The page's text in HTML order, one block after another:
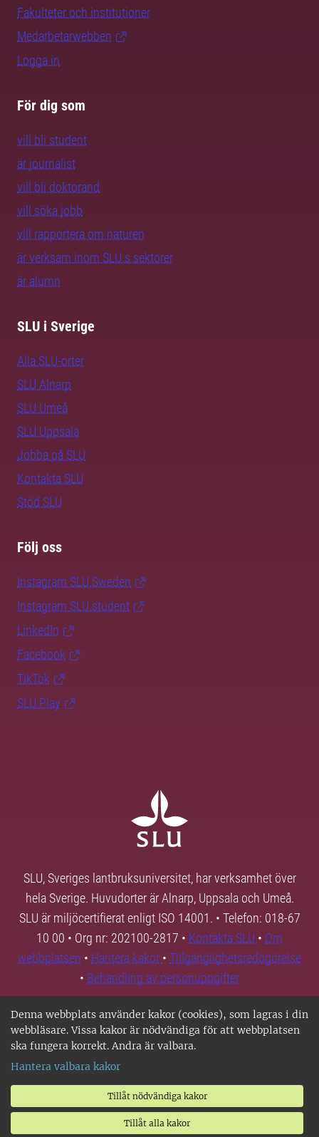
Denna webbplats använder kakor (cookies), som lagras i din
webbläsare. Vissa kakor är nödvändiga för att webbplatsen
ska fungera korrekt. Andra är valbara.
Hantera valbara kakor
Tillåt nödvändiga kakor
Tillåt alla kakor
Fakulteter och institutioner
Medarbetarwebben
Logga in
För dig som
vill bli student
är journalist
vill bli doktorand
vill söka jobb
vill rapportera om naturen
är verksam inom SLU:s sektorer
är alumn
SLU i Sverige
Alla SLU-orter
SLU Alnarp
SLU Umeå
SLU Uppsala
Jobba på SLU
Kontakta SLU
Stöd SLU
Följ oss
Instagram SLU.Sweden
Instagram SLU.student
LinkedIn
Facebook
TikTok
SLU Play
SLU, Sveriges lantbruksuniversitet, har verksamhet över
hela Sverige. Huvudorter är Alnarp, Uppsala och Umeå.
SLU är miljöcertifierat enligt ISO 14001. • Telefon: 018-67
10 00 • Org nr: 202100-2817 • Kontakta SLU • Om
webbplatsen • Hantera kakor • Tillgänglighetsredogörelse
• Behandling av personuppgifter